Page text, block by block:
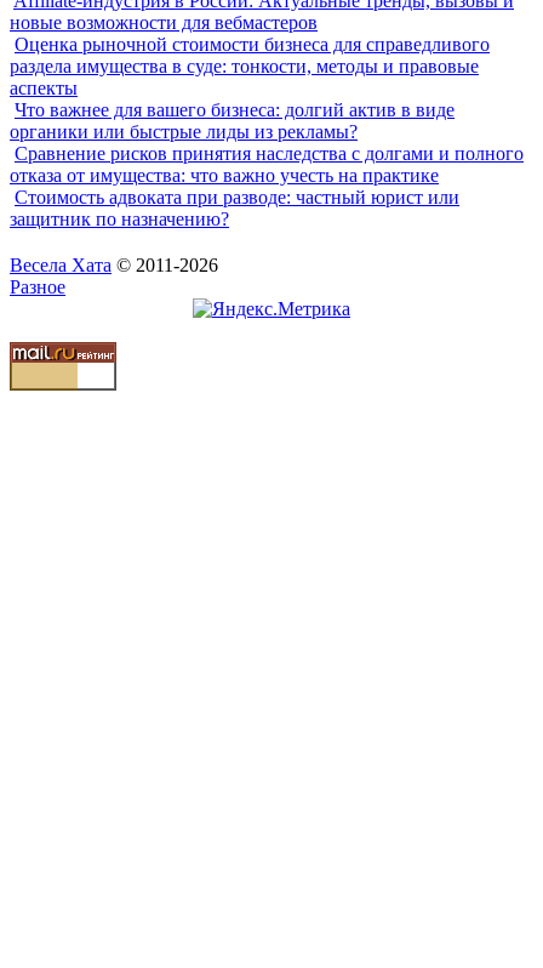
новые возможности для вебмастеров
Оценка рыночной стоимости бизнеса для справедливого
раздела имущества в суде: тонкости, методы и правовые
аспекты
Что важнее для вашего бизнеса: долгий актив в виде
органики или быстрые лиды из рекламы?
Сравнение рисков принятия наследства с долгами и полного
отказа от имущества: что важно учесть на практике
Стоимость адвоката при разводе: частный юрист или
защитник по назначению?
Весела Хата © 2011-2026
Разное